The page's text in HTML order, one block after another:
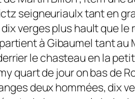
seigneuriaulx tant en
verges plus hault que le
à Gibaumel tant au
le chasteau en la
quart de jour on bas de
deux hommées, dix